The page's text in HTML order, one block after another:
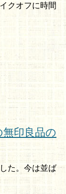
クオフに時間
無印良品の
た。今は並ば